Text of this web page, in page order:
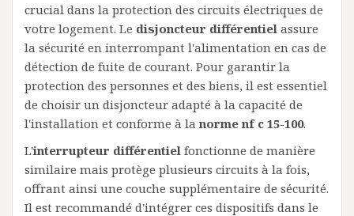
crucial dans la protection des circuits électriques de
votre logement. Le disjoncteur différentiel assure
la sécurité en interrompant l'alimentation en cas de
détection de fuite de courant. Pour garantir la
protection des personnes et des biens, il est essentiel
de choisir un disjoncteur adapté à la capacité de
l'installation et conforme à la norme nf c 15-100.
L'interrupteur différentiel fonctionne de manière
similaire mais protège plusieurs circuits à la fois,
offrant ainsi une couche supplémentaire de sécurité.
Il est recommandé d'intégrer ces dispositifs dans le